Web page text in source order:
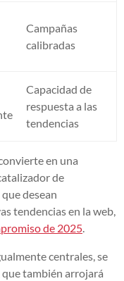
Campañas
calibradas
Capacidad de
respuesta a las
tendencias
en una
de
desean
tendencias en la web,
de 2025.
centrales, se
también arrojará